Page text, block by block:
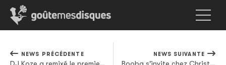
NEWS PRÉCÉDENTE NEWS SUIVANTE